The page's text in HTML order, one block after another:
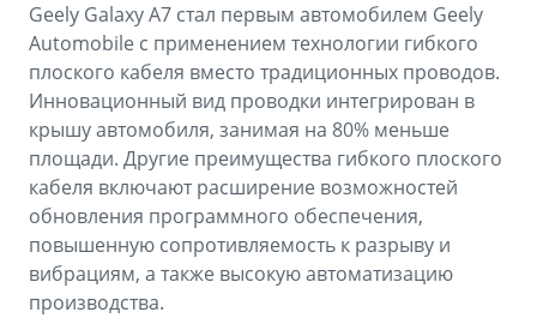
Geely Galaxy A7 стал первым автомобилем Geely
Automobile с применением технологии гибкого
плоского кабеля вместо традиционных проводов.
Инновационный вид проводки интегрирован в
крышу автомобиля, занимая на 80% меньше
площади. Другие преимущества гибкого плоского
кабеля включают расширение возможностей
обновления программного обеспечения,
повышенную сопротивляемость к разрыву и
вибрациям, а также высокую автоматизацию
производства.